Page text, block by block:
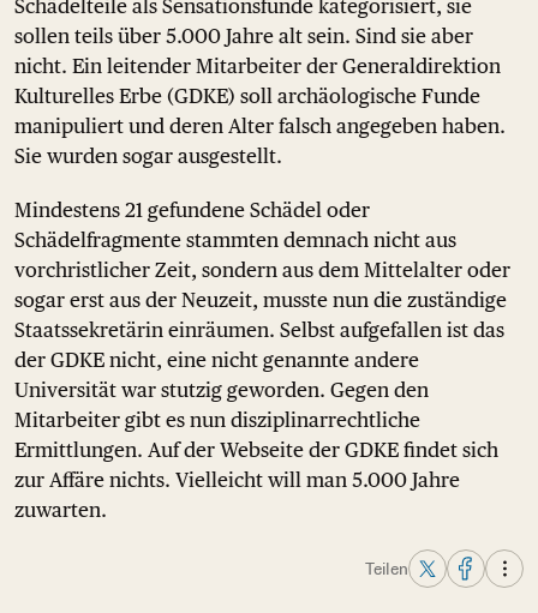
Schädelteile als Sensationsfunde kategorisiert, sie
sollen teils über 5.000 Jahre alt sein. Sind sie aber
nicht. Ein leitender Mitarbeiter der Generaldirektion
Kulturelles Erbe (GDKE) soll archäologische Funde
manipuliert und deren Alter falsch angegeben haben.
Sie wurden sogar ausgestellt.
Mindestens 21 gefundene Schädel oder
Schädelfragmente stammten demnach nicht aus
vorchristlicher Zeit, sondern aus dem Mittelalter oder
sogar erst aus der Neuzeit, musste nun die zuständige
Staatssekretärin einräumen. Selbst aufgefallen ist das
der GDKE nicht, eine nicht genannte andere
Universität war stutzig geworden. Gegen den
Mitarbeiter gibt es nun disziplinarrechtliche
Ermittlungen. Auf der Webseite der GDKE findet sich
zur Affäre nichts. Vielleicht will man 5.000 Jahre
zuwarten.
Teilen